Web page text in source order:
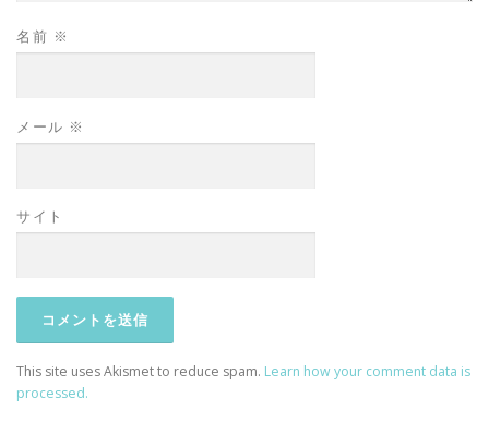
名前 ※
メール ※
サイト
This site uses Akismet to reduce spam. Learn how your comment data is
processed.